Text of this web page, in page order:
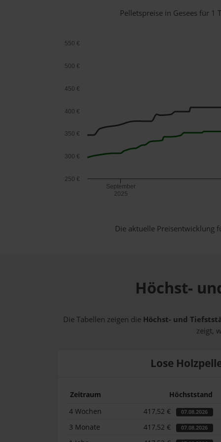
Pelletspreise in Gesees für 1
September
2025
250 €
300 €
350 €
400 €
450 €
500 €
550 €
Die aktuelle Preisentwicklung
Höchst-
Die Tabellen zeigen die Höchst- und
zeigt,
Lose
Zeitraum Höchststand
4 Wochen
417,52 € 07.08.2026
3 Monate 417,52 € 07.08.2026